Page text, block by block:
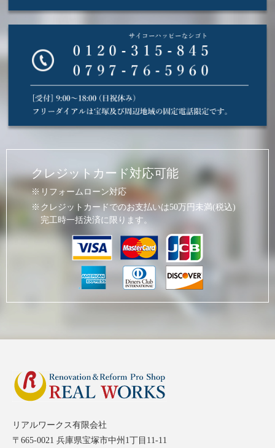
クレジットカード対応可能
リフォームローン対応
クレジットカードでのお支払いは50万円未満(税込)
完工時一括決済に限ります。
リアルワークス有限会社
〒665-0021 兵庫県宝塚市中州1丁目11-11